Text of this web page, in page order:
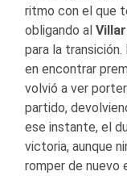
ritmo con el que
obligando al
para la
en encontrar
volvió a ver
partido,
ese instante, el
victoria, aunque
romper de nuevo